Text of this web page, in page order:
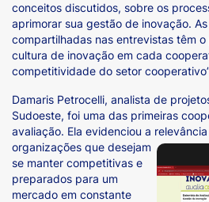
conceitos discutidos, sobre os
aprimorar sua gestão de inovação.
compartilhadas nas entrevistas têm
cultura de inovação em cada
competitividade do setor
Damaris Petrocelli, analista de
Sudoeste, foi uma das primeiras
avaliação. Ela evidenciou a
organizações que desejam
se manter competitivas e
preparados para um
mercado em constante